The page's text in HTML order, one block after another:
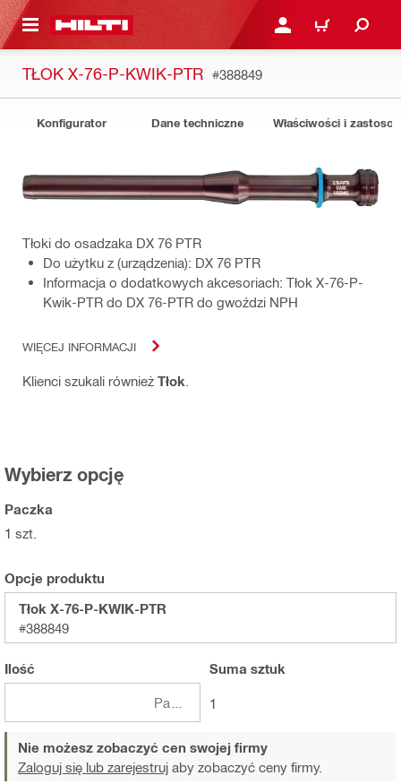
GŁÓWNEJ ZALOGUJ SIĘ LUB
KOSZYK
TŁOK X-76-P-KWIK-PTR #388849
Konfigurator Dane techniczne Właściwości i
Tłoki do osadzaka DX 76 PTR
Do użytku z (urządzenia): DX 76 PTR
Informacja o dodatkowych akcesoriach: Tłok X-76-P-
Kwik-PTR do DX 76-PTR do gwoździ NPH
WIĘCEJ INFORMACJI
Klienci szukali również Tłok
Wybierz opcję
Paczka
1 szt.
Opcje produktu
Tłok X-76-P-KWIK-PTR
#388849
Ilość Suma sztuk
1
Nie możesz zobaczyć cen swojej firmy
Zaloguj się lub zarejestruj aby zobaczyć ceny firmy.